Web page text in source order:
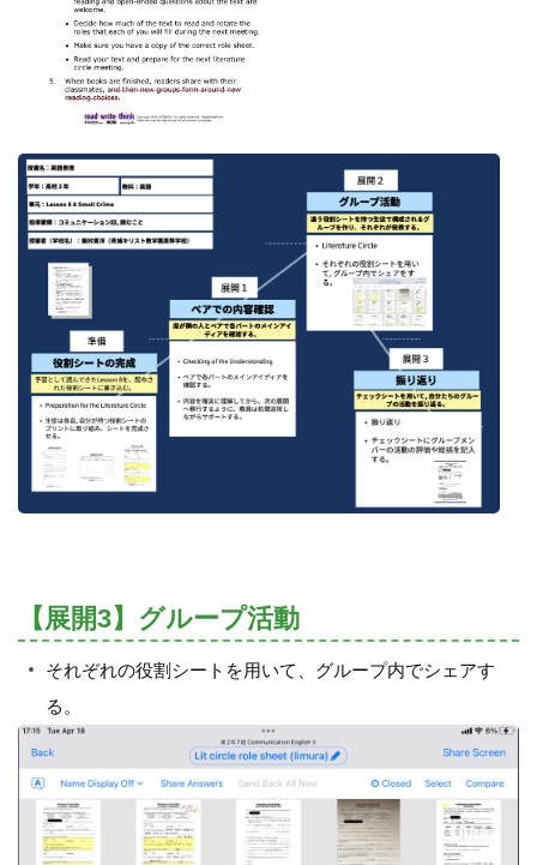
【展開3】グループ活動
それぞれの役割シートを用いて、グループ内でシェアす
る。